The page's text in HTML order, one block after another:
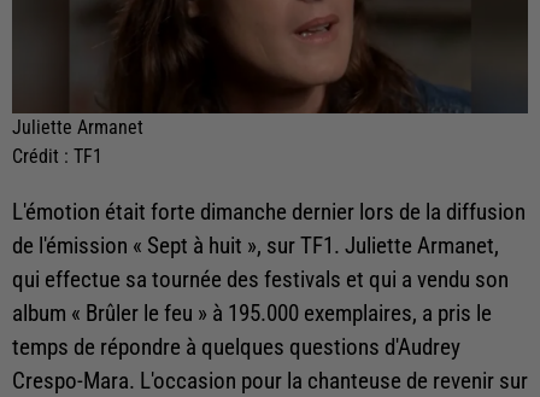
Juliette Armanet
Crédit : TF1
L'émotion était forte dimanche dernier lors de la diffusion
de l'émission « Sept à huit », sur TF1. Juliette Armanet,
qui effectue sa tournée des festivals et qui a vendu son
album « Brûler le feu » à 195.000 exemplaires, a pris le
temps de répondre à quelques questions d'Audrey
Crespo-Mara. L'occasion pour la chanteuse de revenir sur